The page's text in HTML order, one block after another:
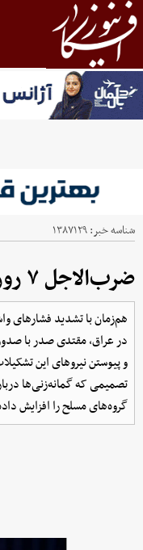
شناسه خبر:۱۳۸۷۱۲۹
ضرب‌الاجل ۷ روزه مقتدی صدر
هم‌زمان با تشدید فشارهای
در عراق، مقتدی صدر با
و پیوستن نیروهای این
تصمیمی که گمانه‌زنی‌ها
گروه‌های مسلح را افزایش